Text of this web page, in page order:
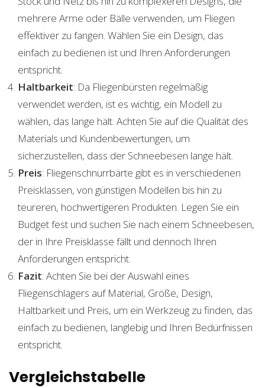
mehrere Arme oder Bälle verwenden, um Fliegen
effektiver zu fangen. Wählen Sie ein Design, das
einfach zu bedienen ist und Ihren Anforderungen
entspricht.
Haltbarkeit: Da Fliegenbürsten regelmäßig
verwendet werden, ist es wichtig, ein Modell zu
wählen, das lange hält. Achten Sie auf die Qualität des
Materials und Kundenbewertungen, um
sicherzustellen, dass der Schneebesen lange hält.
Preis: Fliegenschnurrbärte gibt es in verschiedenen
Preisklassen, von günstigen Modellen bis hin zu
teureren, hochwertigeren Produkten. Legen Sie ein
Budget fest und suchen Sie nach einem Schneebesen,
der in Ihre Preisklasse fällt und dennoch Ihren
Anforderungen entspricht.
Fazit: Achten Sie bei der Auswahl eines
Fliegenschlägers auf Material, Größe, Design,
Haltbarkeit und Preis, um ein Werkzeug zu finden, das
einfach zu bedienen, langlebig und Ihren Bedürfnissen
entspricht.
Vergleichstabelle